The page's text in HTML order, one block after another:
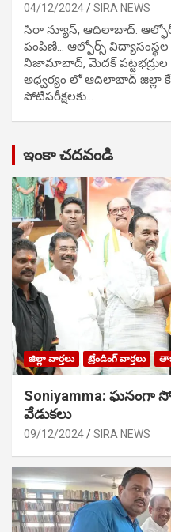
04/12/2024 SIRA NEWS
సిరా న్యూస్, ఆదిలాబాద్:
పంపిణి… ఆల్ఫోర్స్
నిజామాబాద్, మెదక్ పట్టభద్రుల
అధ్వర్యం లో ఆదిలాబాద్ జిల్లా
పోటిప‌రీక్ష‌ల‌కు…
ఇంకా చదవండి
జిల్లా వార్తలు ట్రేండింగ్ వార్తలు
Soniyamma:
వేడుక‌లు
09/12/2024 SIRA NEWS